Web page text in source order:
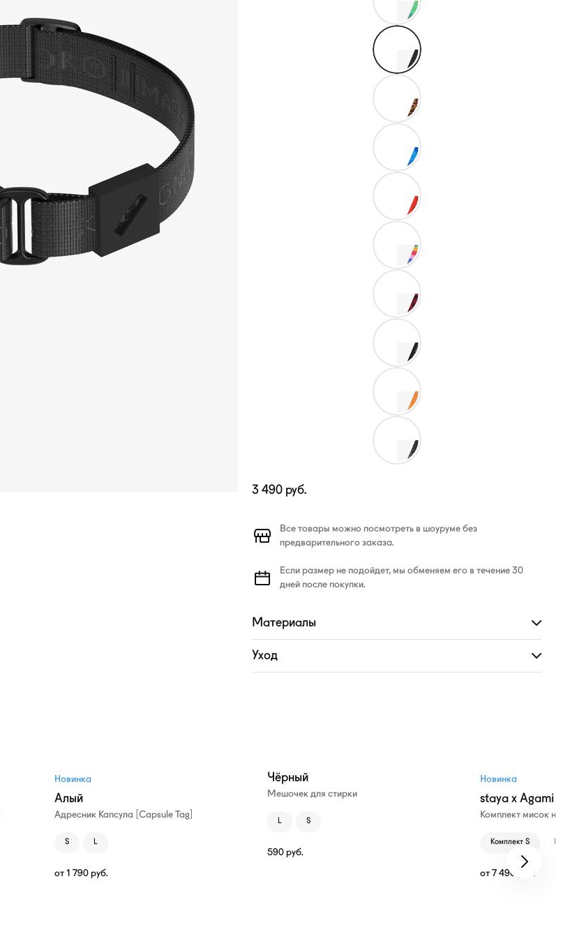
3 490 руб.
Все товары можно посмотреть в шоуруме без
предварительного заказа.
Если размер не подойдет, мы обменяем его в течение 30
дней после покупки.
Материалы
Развернуть
Уход
Развернуть
Новинка
Алый
Адресник Капсула [Capsule Tag]
S L
от 1 790 руб.
Чёрный
Мешочек для стирки
L S
590 руб.
Новинка
staya x Agami
Комплект мисок
Комплект S
от 7 490 руб.